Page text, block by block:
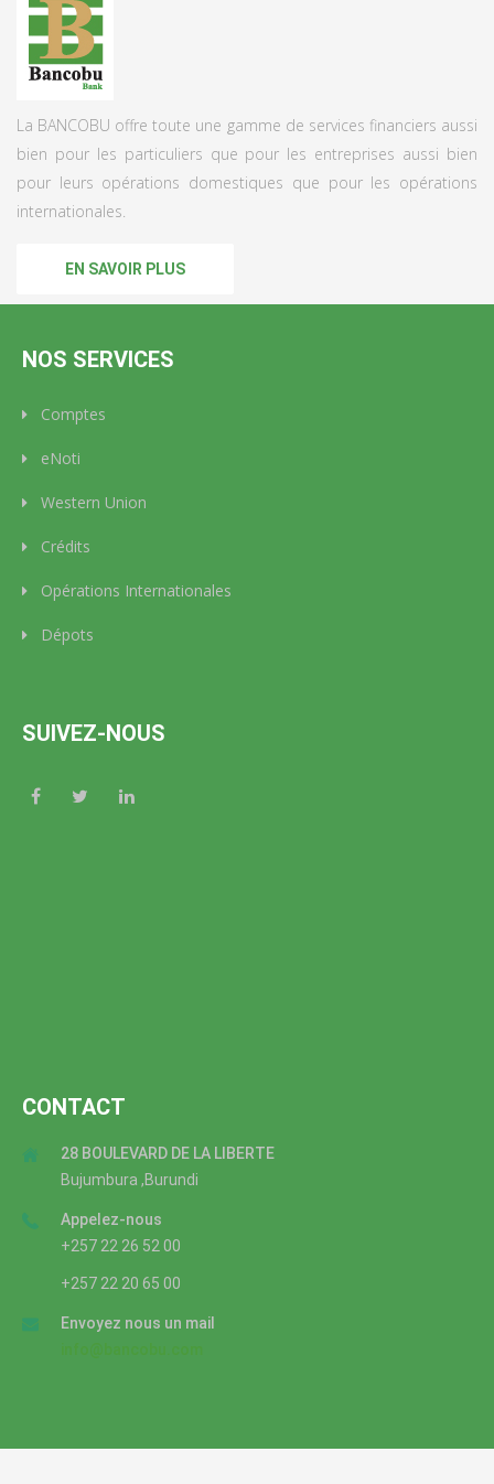
La BANCOBU offre toute une gamme de services financiers aussi
bien pour les particuliers que pour les entreprises aussi bien
pour leurs opérations domestiques que pour les opérations
internationales.
EN SAVOIR PLUS
NOS SERVICES
Comptes
eNoti
Western Union
Crédits
Opérations Internationales
Dépots
SUIVEZ-NOUS
CONTACT
28 BOULEVARD DE LA LIBERTE
Bujumbura ,Burundi
Appelez-nous
+257 22 26 52 00
+257 22 20 65 00
Envoyez nous un mail